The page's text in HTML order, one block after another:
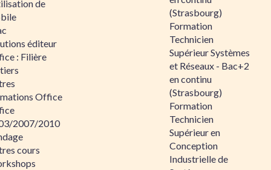
de
éditeur
: Filière
Office
2007/2010
cours
(Strasbourg)
Formation
Technicien
Supérieur Systèmes
et Réseaux - Bac+2
en continu
(Strasbourg)
Formation
Technicien
Supérieur en
Conception
Industrielle de